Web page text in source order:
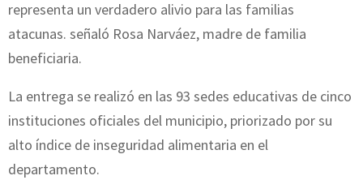
representa un verdadero alivio para las familias
atacunas. señaló Rosa Narváez, madre de familia
beneficiaria.
La entrega se realizó en las 93 sedes educativas de cinco
instituciones oficiales del municipio, priorizado por su
alto índice de inseguridad alimentaria en el
departamento.